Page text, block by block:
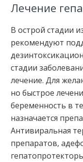
Лечение
В острой стадии
рекомендуют
стадии
лечение. Для
но быстрое
беременность в
назначается
Антивиральная
препаратов,